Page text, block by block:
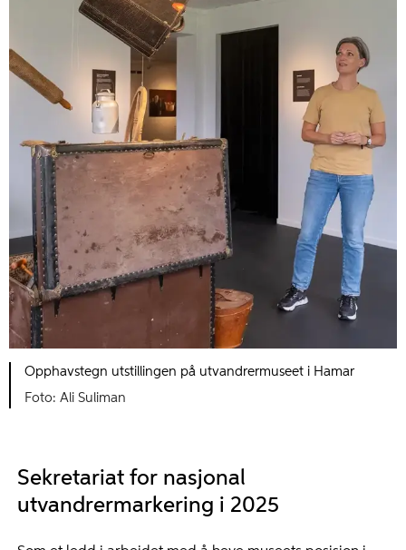
Opphavstegn utstillingen på utvandrermuseet i Hamar
Ali Suliman
Sekretariat for nasjonal
utvandrermarkering i 2025